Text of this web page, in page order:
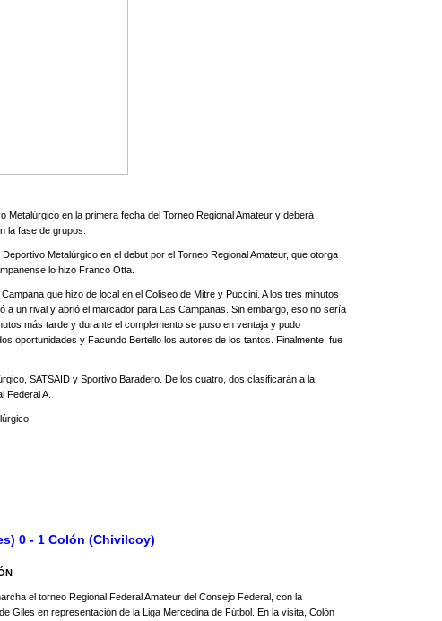
Metalúrgico en la primera fecha del Torneo Regional Amateur y deberá
la fase de grupos.
Metalúrgico en el debut por el Torneo Regional Amateur, que otorga
lo hizo Franco Otta.
que hizo de local en el Coliseo de Mitre y Puccini. A los tres minutos
a un rival y abrió el marcador para Las Campanas. Sin embargo, eso no sería
más tarde y durante el complemento se puso en ventaja y pudo
oportunidades y Facundo Bertello los autores de los tantos. Finalmente, fue
SATSAID y Sportivo Baradero. De los cuatro, dos clasificarán a la
Federal A.
0 - 1 Colón (Chivilcoy)
el torneo Regional Federal Amateur del Consejo Federal, con la
Giles en representación de la Liga Mercedina de Fútbol. En la visita, Colón